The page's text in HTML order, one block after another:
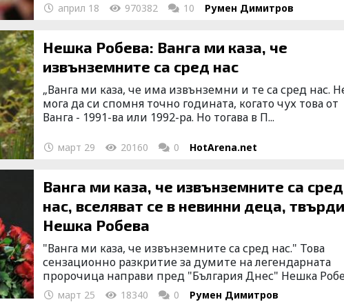
април 18 970382 10 Румен Димитров
Нешка Робева: Ванга ми каза, че
извънземните са сред нас
„Ванга ми каза, че има извънземни и те са сред нас.
мога да си спомня точно годината, когато чух това от
Ванга - 1991-ва или 1992-ра. Но тогава в П...
март 29 20160 0 HotArena.net
Ванга ми каза, че извънземните са сред
нас, вселяват се в невинни деца, твърди
Нешка Робева
"Ванга ми каза, че извънземните са сред нас." Това
сензационно разкритие за думите на легендарната
пророчица направи пред "България Днес" Нешка
март 25 18340 0 Румен Димитров